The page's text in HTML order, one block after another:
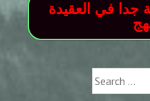
جدا في العقيدة
Search
for: